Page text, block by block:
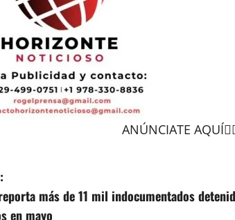
ANÚNCIATE
más de 11 mil indocumentados
en mayo